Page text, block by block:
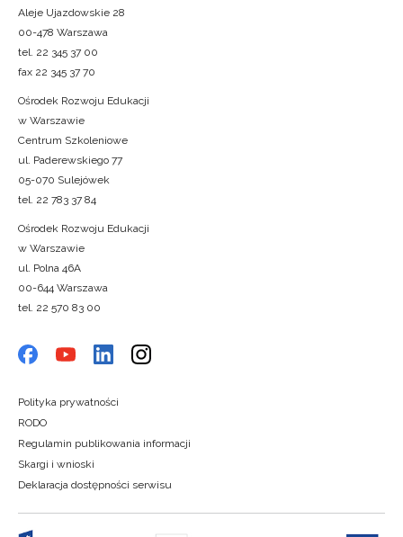
Aleje Ujazdowskie 28
00-478 Warszawa
tel. 22 345 37 00
fax 22 345 37 70
Ośrodek Rozwoju Edukacji
w Warszawie
Centrum Szkoleniowe
ul. Paderewskiego 77
05-070 Sulejówek
tel. 22 783 37 84
Ośrodek Rozwoju Edukacji
w Warszawie
ul. Polna 46A
00-644 Warszawa
tel. 22 570 83 00
Polityka prywatności
RODO
Regulamin publikowania informacji
Skargi i wnioski
Deklaracja dostępności serwisu